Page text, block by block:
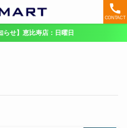
CONTACT
らせ】恵比寿店：日曜日